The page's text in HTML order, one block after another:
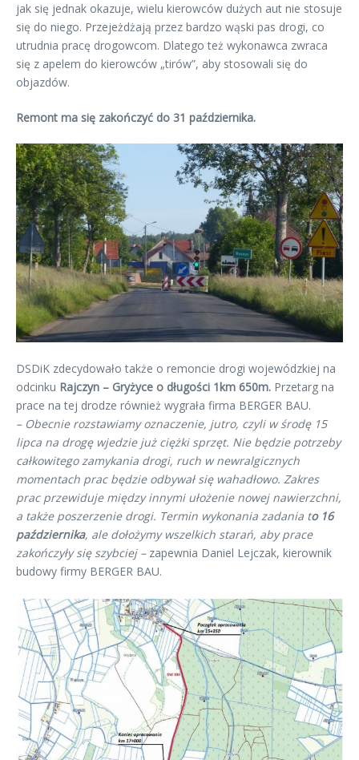
jak się jednak okazuje, wielu kierowców dużych aut nie stosuje
się do niego. Przejeżdżają przez bardzo wąski pas drogi, co
utrudnia pracę drogowcom. Dlatego też wykonawca zwraca
się z apelem do kierowców „tirów”, aby stosowali się do
objazdów.
Remont ma się zakończyć do 31 października.
DSDiK zdecydowało także o remoncie drogi wojewódzkiej na
odcinku Rajczyn – Gryżyce o długości 1km 650m. Przetarg na
prace na tej drodze również wygrała firma BERGER BAU.
– Obecnie rozstawiamy oznaczenie, jutro, czyli w środę 15
lipca na drogę wjedzie już ciężki sprzęt. Nie będzie potrzeby
całkowitego zamykania drogi, ruch w newralgicznych
momentach prac będzie odbywał się wahadłowo. Zakres
prac przewiduje między innymi ułożenie nowej nawierzchni,
a także poszerzenie drogi. Termin wykonania zadania to 16
października, ale dołożymy wszelkich starań, aby prace
zakończyły się szybciej – zapewnia Daniel Lejczak, kierownik
budowy firmy BERGER BAU.